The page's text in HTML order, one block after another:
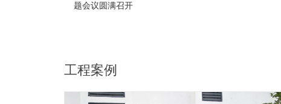
题会议圆满召开
工程案例